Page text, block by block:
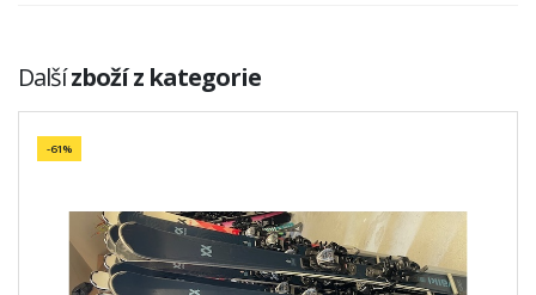
Dalšízboží z kategorie
-61%